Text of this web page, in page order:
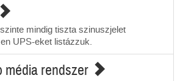
mindig tiszta szinuszjelet
UPS-eket listázzuk.
média rendszer